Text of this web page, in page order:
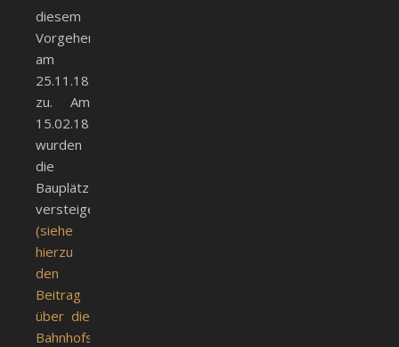
diesem
Vorgehen
am
25.11.1877
zu. Am
15.02.1878
wurden
die
Bauplätze
versteigert.
(siehe
hierzu
den
Beitrag
über die
Bahnhofstraße)